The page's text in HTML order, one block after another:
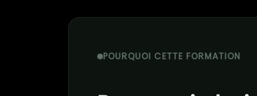
POURQUOI CETTE FORMATION